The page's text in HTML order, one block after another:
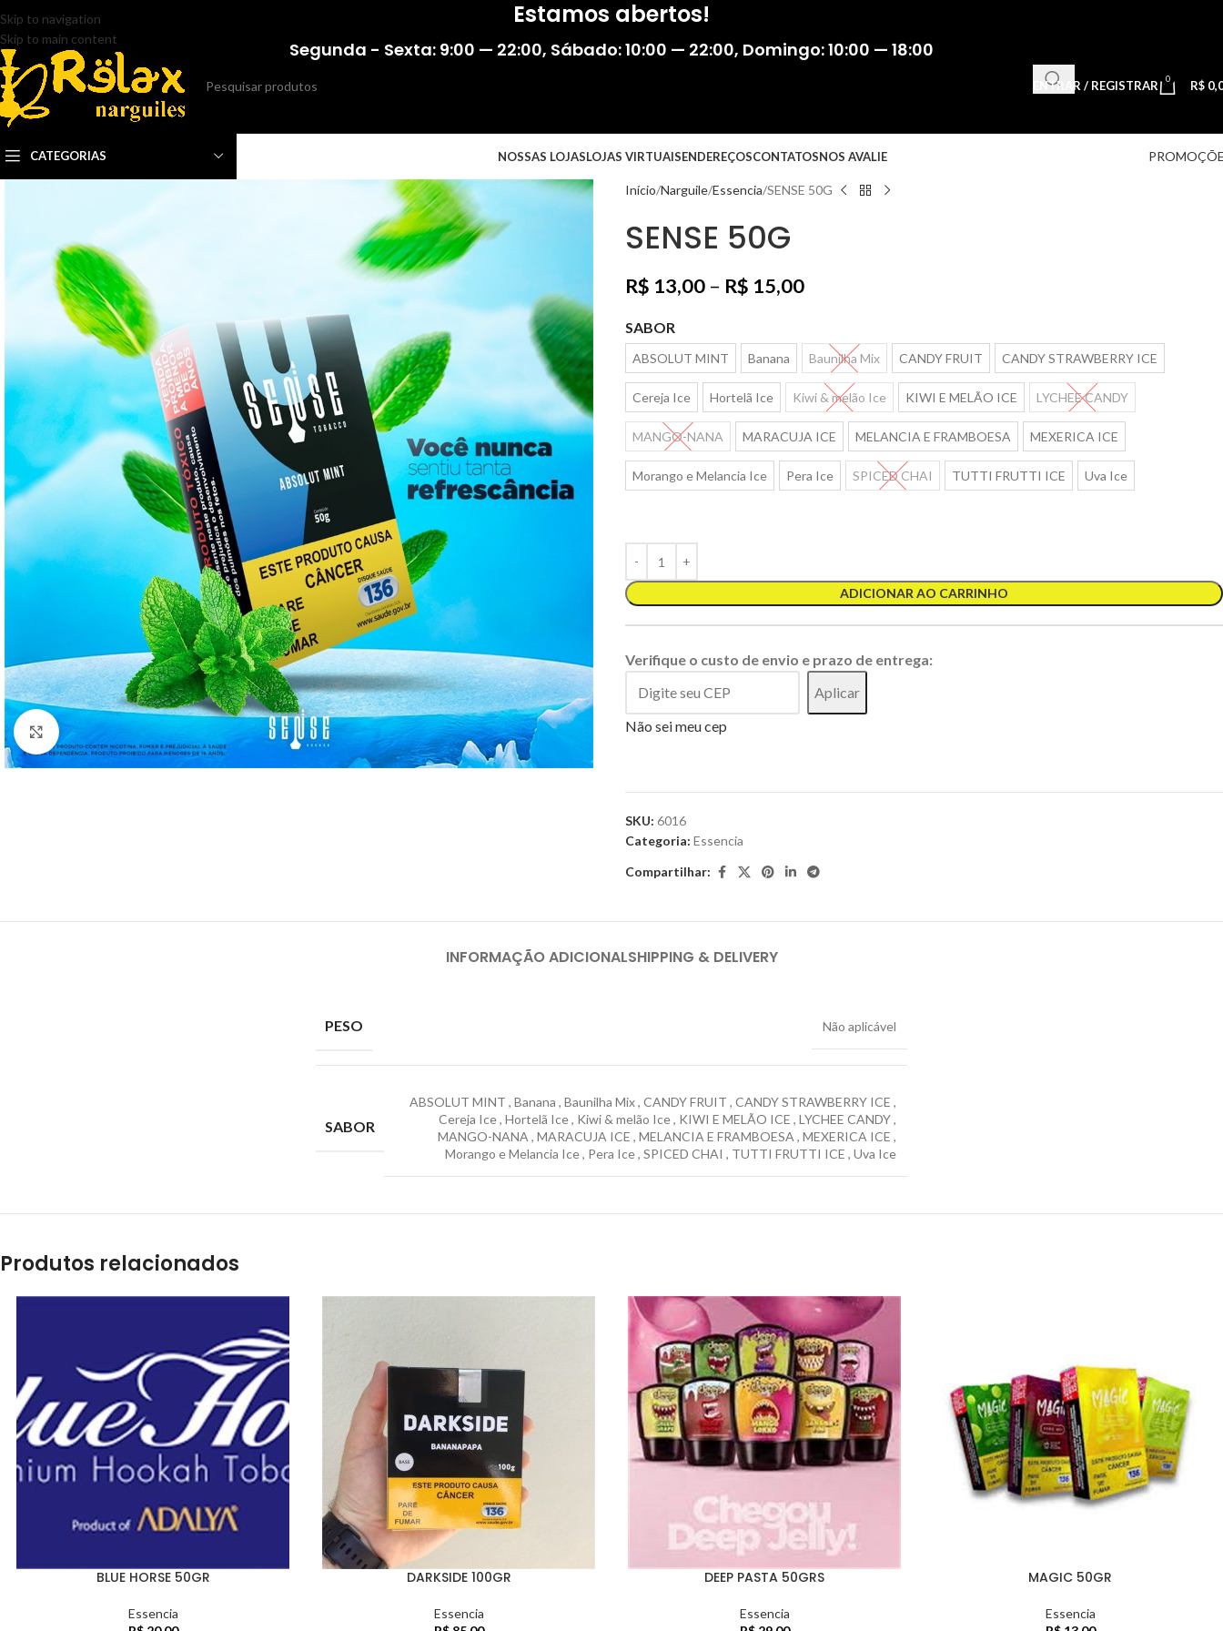
Skip to navigation
Skip to main content
Estamos abertos!
Segunda - Sexta: 9:00 — 22:00, Sábado: 10:00 — 22:00, Domingo: 10:00 — 18:00
ENTRAR / REGISTRAR 0 R$
CATEGORIAS NOSSAS LOJASLOJAS VIRTUAISENDEREÇOSCONTATOSNOS AVALIE
Clique para ampliar
Início Narguile Essencia SENSE 50G
SENSE 50G
R$ 13,00 – R$ 15,00
SABOR
ABSOLUT MINT Banana Baunilha Mix CANDY FRUIT CANDY STRAWBERRY ICE
Cereja Ice Hortelã Ice Kiwi & melão Ice KIWI E MELÃO ICE LYCHEE CANDY
MANGO-NANA MARACUJA ICE MELANCIA E FRAMBOESA MEXERICA ICE
Morango e Melancia Ice Pera Ice SPICED CHAI TUTTI FRUTTI ICE Uva Ice
ADICIONAR AO CARRINHO
Verifique o custo de envio e prazo de entrega:
Aplicar
Não sei meu cep
SKU: 6016
Categoria: Essencia
Compartilhar:
INFORMAÇÃO ADICIONALSHIPPING & DELIVERY
PESO Não aplicável
SABOR
ABSOLUT MINT , Banana , Baunilha Mix, CANDY FRUIT , CANDY STRAWBERRY ICE ,
Cereja Ice, Hortelã Ice, Kiwi & melão Ice, KIWI E MELÃO ICE , LYCHEE CANDY,
MANGO-NANA , MARACUJA ICE , MELANCIA E FRAMBOESA , MEXERICA ICE ,
Morango e Melancia Ice, Pera Ice, SPICED CHAI , TUTTI FRUTTI ICE , Uva Ice
Produtos relacionados
BLUE HORSE 50GR
Essencia
DARKSIDE 100GR
Essencia
DEEP PASTA 50GRS
Essencia
MAGIC 50GR
Essencia